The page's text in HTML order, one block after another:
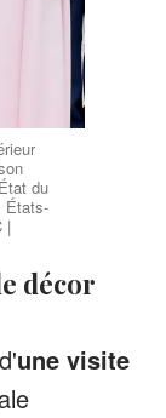
du
États-
|
décor
une visite